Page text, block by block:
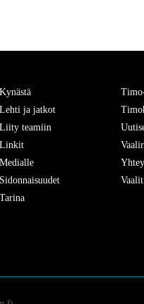
Kynästä
Lehti ja jatkot
Liity teamiin
Linkit
Medialle
Sidonnaisuudet
Tarina